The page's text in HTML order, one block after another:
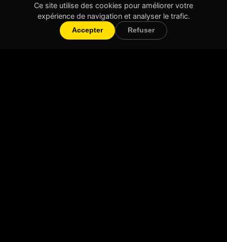
Ce site utilise des cookies pour améliorer votre
expérience de navigation et analyser le trafic.
Accepter Refuser